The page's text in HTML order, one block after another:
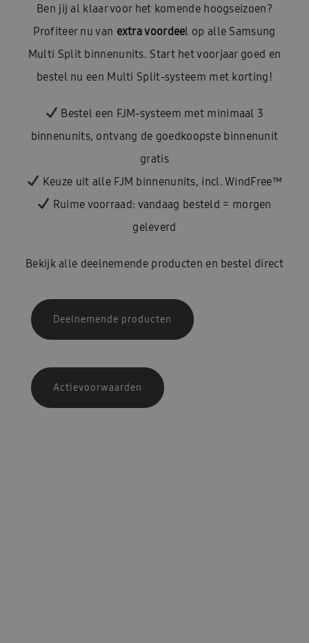
Ben jij al klaar voor het komende hoogseizoen?
Profiteer nu van extra voordeel op alle Samsung
Multi Split binnenunits. Start het voorjaar goed en
bestel nu een Multi Split-systeem met korting!
Bestel een FJM-systeem met minimaal 3
binnenunits, ontvang de goedkoopste binnenunit
gratis
Keuze uit alle FJM binnenunits, incl. WindFree™
Ruime voorraad: vandaag besteld = morgen
geleverd
Bekijk alle deelnemende producten en bestel direct
Deelnemende producten
Actievoorwaarden